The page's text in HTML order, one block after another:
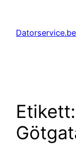
innehåll
Etikett: